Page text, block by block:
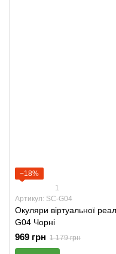
−18%
1
Артикул: SC-G04
Окуляри віртуальної
G04 Чорні
969 грн 1 179 грн